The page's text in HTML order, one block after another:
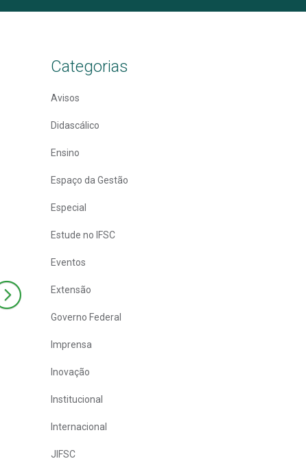
Categorias
Avisos
Didascálico
Ensino
Espaço da Gestão
Especial
Estude no IFSC
Eventos
Extensão
Governo Federal
Imprensa
Inovação
Institucional
Internacional
JIFSC